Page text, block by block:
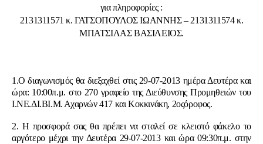
για πληροφορίες :
2131311571 κ. ΓΑΤΣΟΠΟΥΛΟΣ ΙΩΑΝΝΗΣ – 2131311574 κ.
ΜΠΑΤΣΙΛΑΣ ΒΑΣΙΛΕΙΟΣ.
1.Ο διαγωνισμός θα διεξαχθεί στις 29-07-2013 ημέρα Δευτέρα και
ώρα: 10:00π.μ. στο 270 γραφείο της Διεύθυνσης Προμηθειών του
Ι.ΝΕ.ΔΙ.ΒΙ.Μ. Αχαρνών 417 και Κοκκινάκη, 2οςόροφος.
2. Η προσφορά σας θα πρέπει να σταλεί σε κλειστό φάκελο το
αργότερο μέχρι την Δευτέρα 29-07-2013 και ώρα 09:30π.μ. στην